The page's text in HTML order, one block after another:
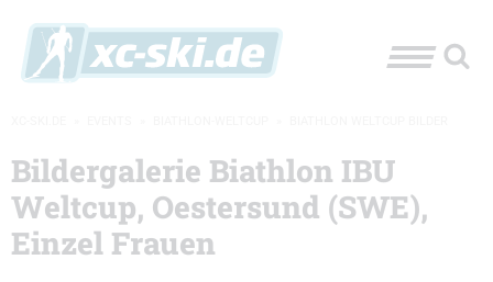
Bildergalerie Biathlon IBU
Weltcup, Oestersund (SWE),
Einzel Frauen